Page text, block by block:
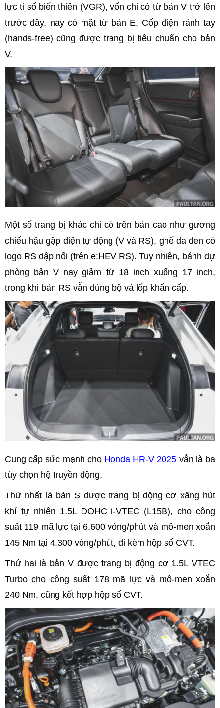
lực tỉ số biến thiên (VGR), vốn chỉ có từ bản V trở lên
trước đây, nay có mặt từ bản E. Cốp điện rảnh tay
(hands-free) cũng được trang bị tiêu chuẩn cho bản
V.
Một số trang bị khác chỉ có trên bản cao như gương
chiếu hậu gập điện tự động (V và RS), ghế da đen có
logo RS dập nổi (trên e:HEV RS). Tuy nhiên, bánh dự
phòng bản V nay giảm từ 18 inch xuống 17 inch,
trong khi bản RS vẫn dùng bộ vá lốp khẩn cấp.
Cung cấp sức mạnh cho Honda HR-V 2025 vẫn là ba
tùy chọn hệ truyền động.
Thứ nhất là bản S được trang bị động cơ xăng hút
khí tự nhiên 1.5L DOHC i-VTEC (L15B), cho công
suất 119 mã lực tại 6.600 vòng/phút và mô-men xoắn
145 Nm tại 4.300 vòng/phút, đi kèm hộp số CVT.
Thứ hai là bản V được trang bị động cơ 1.5L VTEC
Turbo cho công suất 178 mã lực và mô-men xoắn
240 Nm, cũng kết hợp hộp số CVT.